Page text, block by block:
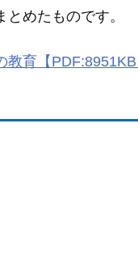
めたものです。
育【PDF:8951KB